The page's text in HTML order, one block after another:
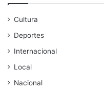
Cultura
Deportes
Internacional
Local
Nacional